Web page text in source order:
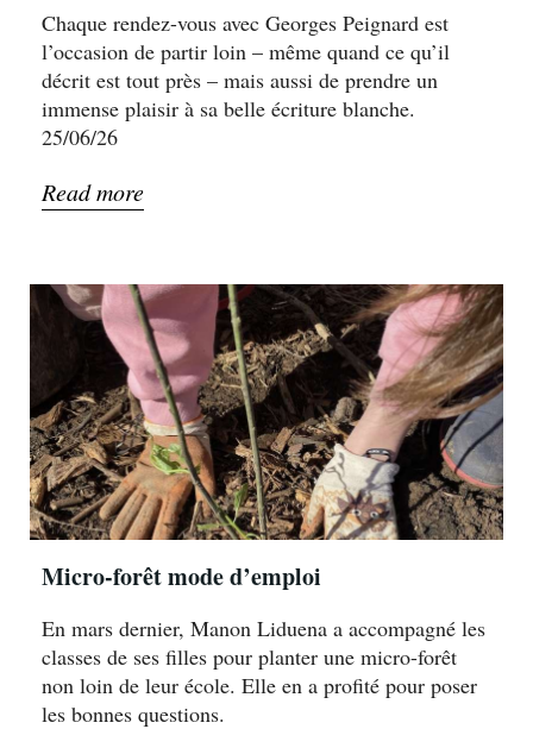
Chaque rendez-vous avec Georges Peignard est
l’occasion de partir loin – même quand ce qu’il
décrit est tout près – mais aussi de prendre un
immense plaisir à sa belle écriture blanche.
25/06/26
Read more
Micro-forêt mode d’emploi
En mars dernier, Manon Liduena a accompagné les
classes de ses filles pour planter une micro-forêt
non loin de leur école. Elle en a profité pour poser
les bonnes questions.